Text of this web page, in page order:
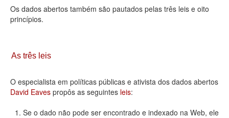
Agenda
Contato
Os dados abertos também são pautados pelas três leis e oito
princípios.
As três leis
O especialista em políticas públicas e ativista dos dados abertos
David Eaves propôs as seguintes leis:
Se o dado não pode ser encontrado e indexado na Web, ele